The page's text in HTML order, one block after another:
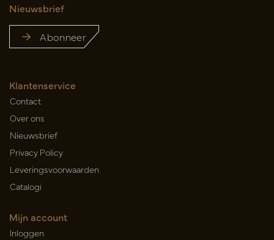
Nieuwsbrief
Abonneer
Klantenservice
Contact
Over ons
Nieuwsbrief
Privacy Policy
Leveringsvoorwaarden
Catalogi
Mijn account
Inloggen